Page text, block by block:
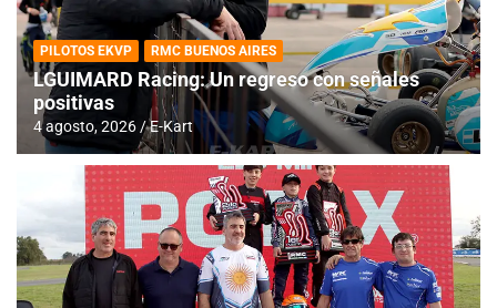
PILOTOS EKVP RMC BUENOS AIRES
LGUIMARD Racing: Un regreso con señales
positivas
4 agosto, 2026 E-Kart